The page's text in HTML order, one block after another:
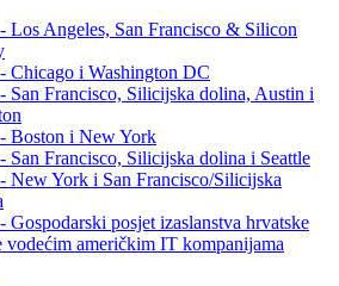
Los Angeles, San Francisco & Silicon
Chicago i Washington DC
San Francisco, Silicijska dolina, Austin i
Boston i New York
San Francisco, Silicijska dolina i Seattle
New York i San Francisco/Silicijska
Gospodarski posjet izaslanstva hrvatske
vodećim američkim IT kompanijama